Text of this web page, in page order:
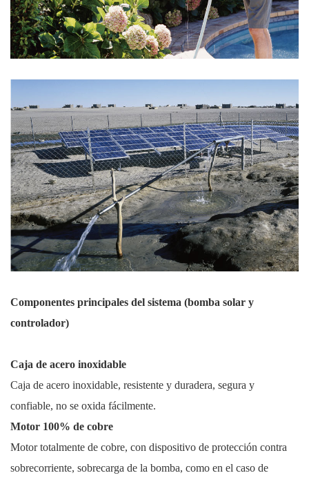
Componentes principales del sistema (bomba solar y
controlador)
Caja de acero inoxidable
Caja de acero inoxidable, resistente y duradera, segura y
confiable, no se oxida fácilmente.
Motor 100% de cobre
Motor totalmente de cobre, con dispositivo de protección contra
sobrecorriente, sobrecarga de la bomba, como en el caso de